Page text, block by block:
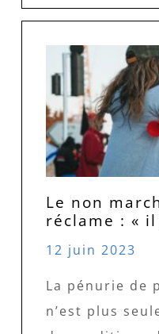
Le non
réclame : «
12 juin 2023
La pénurie de
n’est plus